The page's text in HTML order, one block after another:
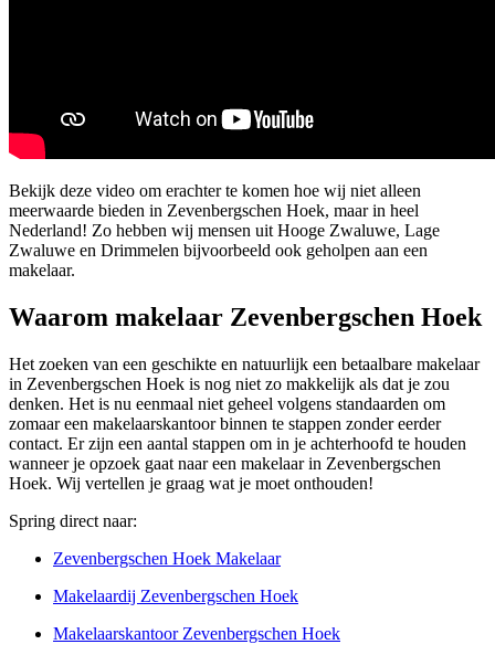
Bekijk deze video om erachter te komen hoe wij niet alleen
meerwaarde bieden in Zevenbergschen Hoek, maar in heel
Nederland! Zo hebben wij mensen uit Hooge Zwaluwe, Lage
Zwaluwe en Drimmelen bijvoorbeeld ook geholpen aan een
makelaar.
Waarom makelaar Zevenbergschen Hoek
Het zoeken van een geschikte en natuurlijk een betaalbare makelaar
in Zevenbergschen Hoek is nog niet zo makkelijk als dat je zou
denken. Het is nu eenmaal niet geheel volgens standaarden om
zomaar een makelaarskantoor binnen te stappen zonder eerder
contact. Er zijn een aantal stappen om in je achterhoofd te houden
wanneer je opzoek gaat naar een makelaar in Zevenbergschen
Hoek. Wij vertellen je graag wat je moet onthouden!
Spring direct naar:
Zevenbergschen Hoek Makelaar
Makelaardij Zevenbergschen Hoek
Makelaarskantoor Zevenbergschen Hoek